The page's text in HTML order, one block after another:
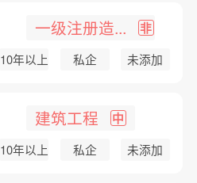
一级注册造... 非
10年以上 私企 未添加
建筑工程 中
10年以上 私企 未添加